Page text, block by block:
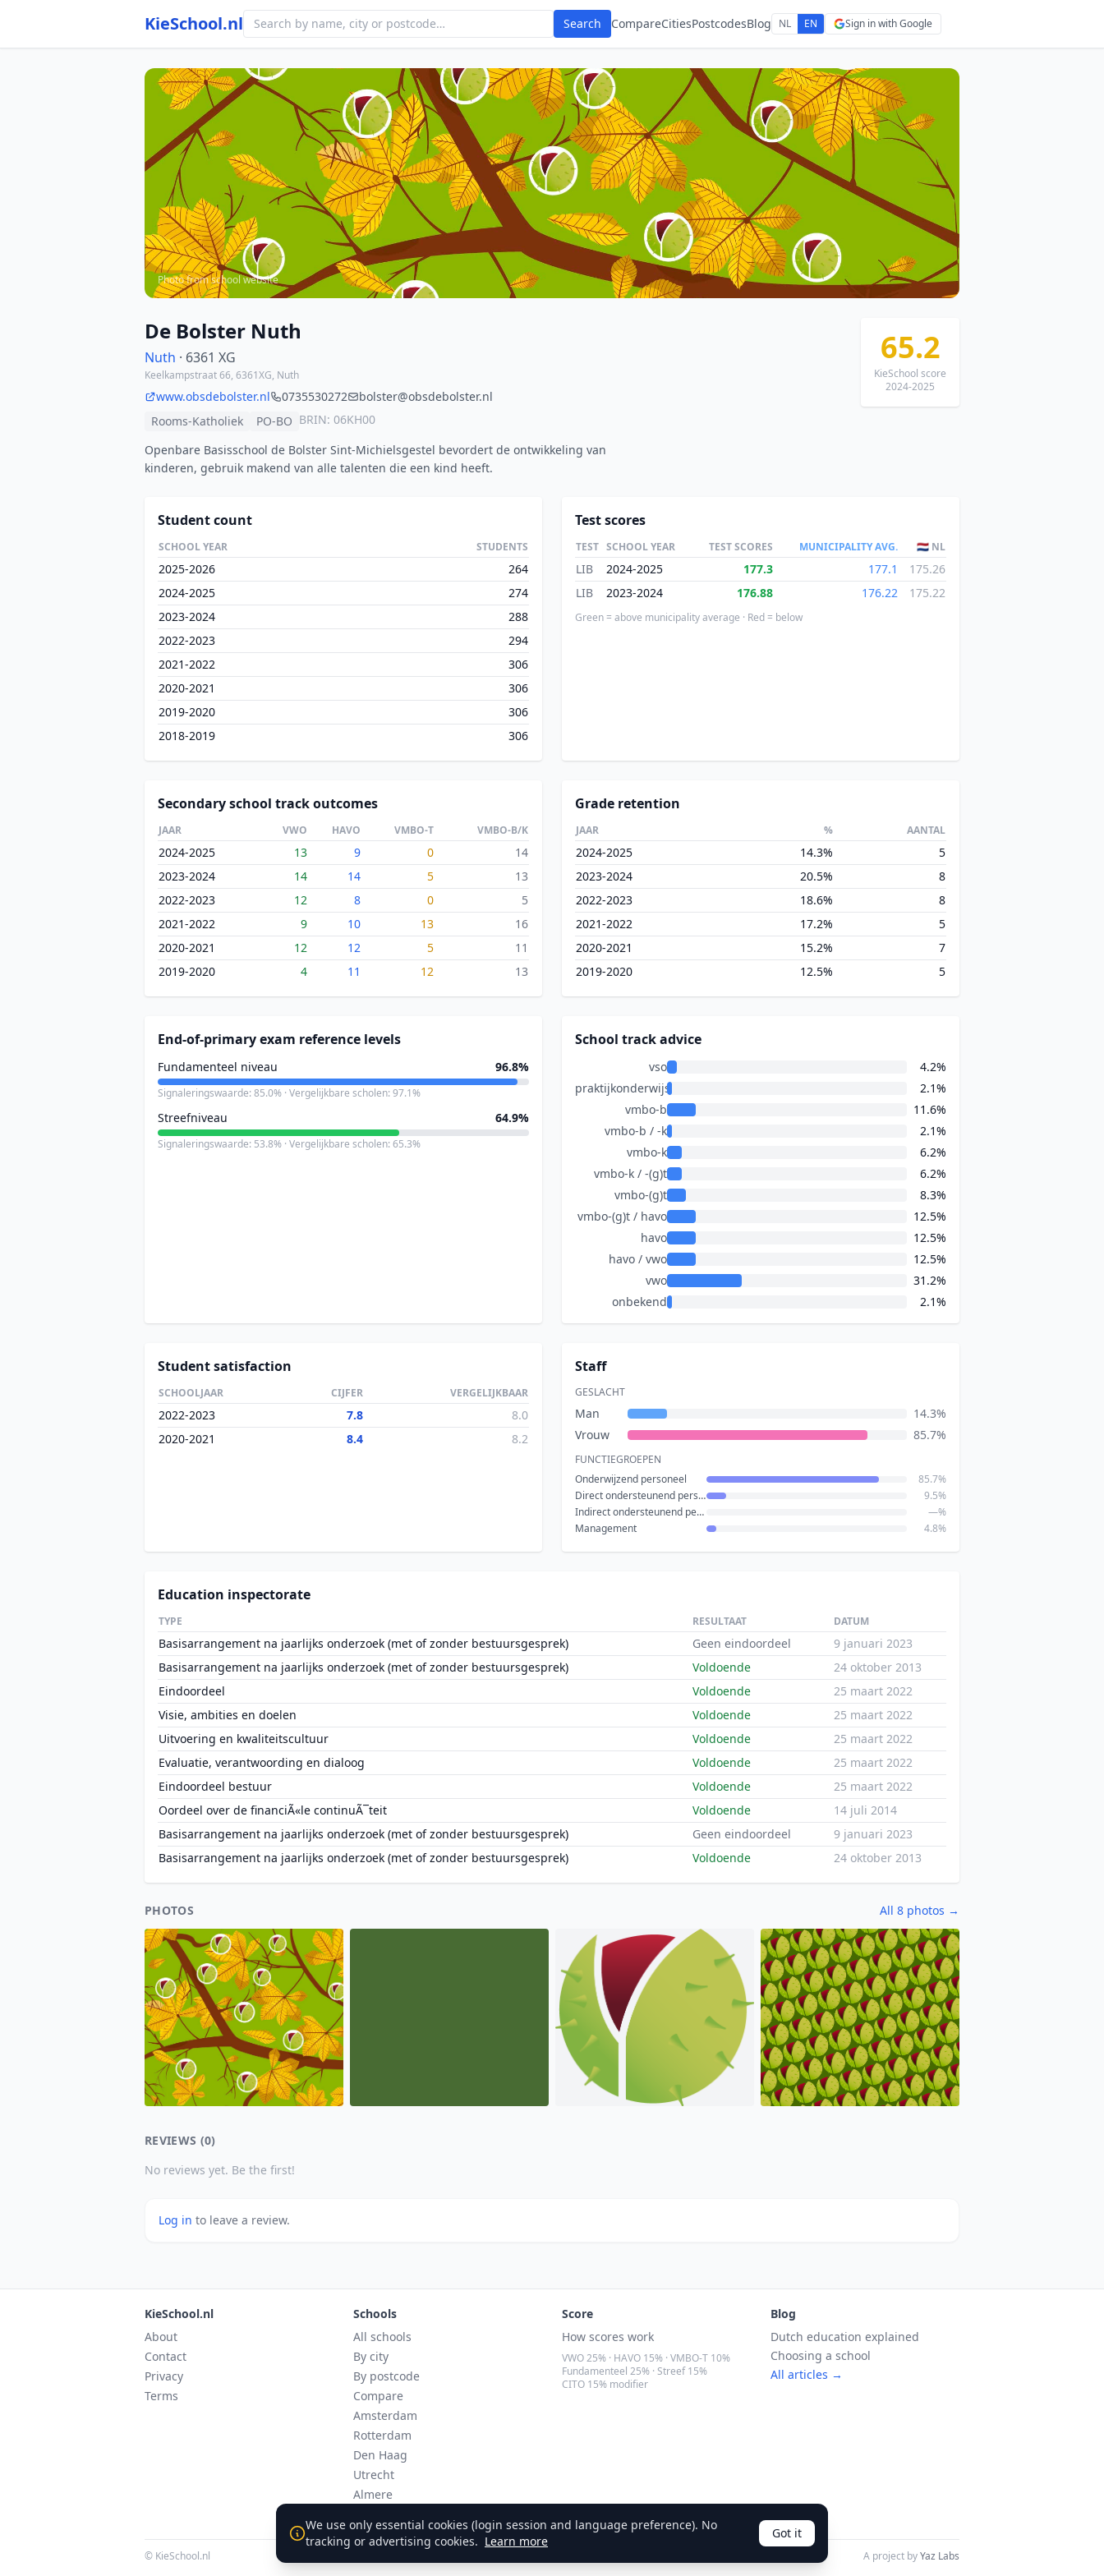
KieSchool.nl Search CompareCitiesPostcodesBlog NL EN Sign in with Google
Photo from school website
De Bolster Nuth
Nuth · 6361 XG
Keelkampstraat 66, 6361XG, Nuth
www.obsdebolster.nl 0735530272
bolster@obsdebolster.nl
Rooms-Katholiek
PO-BO BRIN: 06KH00
Openbare Basisschool de Bolster Sint-Michielsgestel bevordert de ontwikkeling van
kinderen, gebruik makend van alle talenten die een kind heeft.
65.2
KieSchool score
2024-2025
Student count
SCHOOL YEAR STUDENTS
2025-2026
264
2024-2025
274
2023-2024
288
2022-2023
294
2021-2022
306
2020-2021
306
2019-2020
306
2018-2019
306
Test scores
TEST SCHOOL YEAR TEST SCORES MUNICIPALITY AVG. 🇳🇱 NL
LIB 2024-2025 177.3 177.1
175.26
LIB
2023-2024 176.88 176.22 175.22
Green = above municipality average · Red = below
Secondary school track outcomes
JAAR VWO HAVO VMBO-T VMBO-B/K
2024-2025 13 9 0
14
2023-2024
14 14 5
13
2022-2023
12 8 0
5
2021-2022
9 10 13
16
2020-2021
12 12 5
11
2019-2020
4 11 12 13
Grade retention
JAAR % AANTAL
2024-2025 14.3%
5
2023-2024
20.5%
8
2022-2023
18.6%
8
2021-2022
17.2%
5
2020-2021
15.2%
7
2019-2020
12.5% 5
End-of-primary exam reference levels
Fundamenteel niveau 96.8%
Signaleringswaarde: 85.0% · Vergelijkbare scholen: 97.1%
Streefniveau 64.9%
Signaleringswaarde: 53.8% · Vergelijkbare scholen: 65.3%
School track advice
vso
4.2%
praktijkonderwijs
2.1%
vmbo-b
11.6%
vmbo-b / -k
2.1%
vmbo-k
6.2%
vmbo-k / -(g)t
6.2%
vmbo-(g)t
8.3%
vmbo-(g)t / havo
12.5%
havo
12.5%
havo / vwo
12.5%
vwo
31.2%
onbekend
2.1%
Student satisfaction
SCHOOLJAAR CIJFER VERGELIJKBAAR
2022-2023 7.8
8.0
2020-2021
8.4 8.2
Staff
GESLACHT
Man
14.3%
Vrouw
85.7%
FUNCTIEGROEPEN
Onderwijzend personeel
85.7%
Direct ondersteunend personeel
9.5%
Indirect ondersteunend personeel
—%
Management
4.8%
Education inspectorate
TYPE RESULTAAT DATUM
Basisarrangement na jaarlijks onderzoek (met of zonder bestuursgesprek) Geen eindoordeel
9 januari 2023
Basisarrangement na jaarlijks onderzoek (met of zonder bestuursgesprek)
Voldoende
24 oktober 2013
Eindoordeel
Voldoende
25 maart 2022
Visie, ambities en doelen
Voldoende
25 maart 2022
Uitvoering en kwaliteitscultuur
Voldoende
25 maart 2022
Evaluatie, verantwoording en dialoog
Voldoende
25 maart 2022
Eindoordeel bestuur
Voldoende
25 maart 2022
Oordeel over de financiÃ«le continuÃ¯teit
Voldoende
14 juli 2014
Basisarrangement na jaarlijks onderzoek (met of zonder bestuursgesprek)
Geen eindoordeel
9 januari 2023
Basisarrangement na jaarlijks onderzoek (met of zonder bestuursgesprek)
Voldoende 24 oktober 2013
PHOTOS All 8 photos →
REVIEWS (0)
No reviews yet. Be the first!
Log in to leave a review.
KieSchool.nl
About
Contact
Privacy
Terms
Schools
All schools
By city
By postcode
Compare
Amsterdam
Rotterdam
Den Haag
Utrecht
Almere
Score
How scores work
VWO 25% · HAVO 15% · VMBO-T 10%
Fundamenteel 25% · Streef 15%
CITO 15% modifier
Blog
Dutch education explained
Choosing a school
All articles →
© KieSchool.nl A project byYaz Labs
We use only essential cookies (login session and language preference). No
tracking or advertising cookies. Learn more
Got it